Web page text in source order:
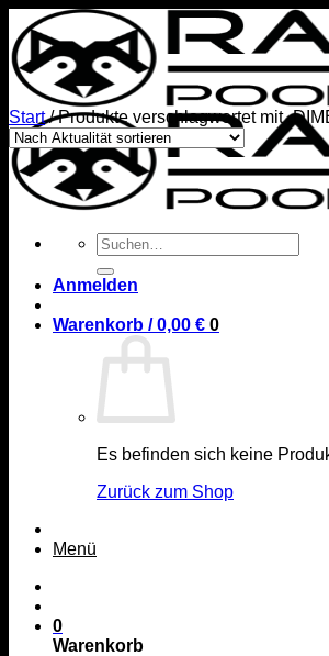
Zum
Inhalt
springen
Suchen
nach:
Anmelden
Warenkorb /0,00 € 0
Es befinden sich keine
Zurück zum Shop
Menü
0
Warenkorb
Start /Produkte verschlagwortet mit